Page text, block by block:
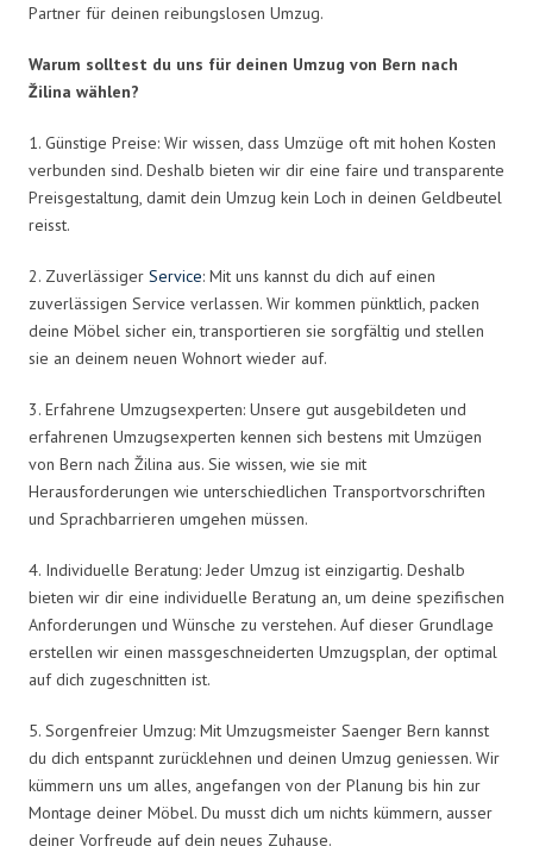
Partner für deinen reibungslosen Umzug.
Warum solltest du uns für deinen Umzug von Bern nach
Žilina wählen?
1. Günstige Preise: Wir wissen, dass Umzüge oft mit hohen Kosten
verbunden sind. Deshalb bieten wir dir eine faire und transparente
Preisgestaltung, damit dein Umzug kein Loch in deinen Geldbeutel
reisst.
2. Zuverlässiger Service: Mit uns kannst du dich auf einen
zuverlässigen Service verlassen. Wir kommen pünktlich, packen
deine Möbel sicher ein, transportieren sie sorgfältig und stellen
sie an deinem neuen Wohnort wieder auf.
3. Erfahrene Umzugsexperten: Unsere gut ausgebildeten und
erfahrenen Umzugsexperten kennen sich bestens mit Umzügen
von Bern nach Žilina aus. Sie wissen, wie sie mit
Herausforderungen wie unterschiedlichen Transportvorschriften
und Sprachbarrieren umgehen müssen.
4. Individuelle Beratung: Jeder Umzug ist einzigartig. Deshalb
bieten wir dir eine individuelle Beratung an, um deine spezifischen
Anforderungen und Wünsche zu verstehen. Auf dieser Grundlage
erstellen wir einen massgeschneiderten Umzugsplan, der optimal
auf dich zugeschnitten ist.
5. Sorgenfreier Umzug: Mit Umzugsmeister Saenger Bern kannst
du dich entspannt zurücklehnen und deinen Umzug geniessen. Wir
kümmern uns um alles, angefangen von der Planung bis hin zur
Montage deiner Möbel. Du musst dich um nichts kümmern, ausser
deiner Vorfreude auf dein neues Zuhause.